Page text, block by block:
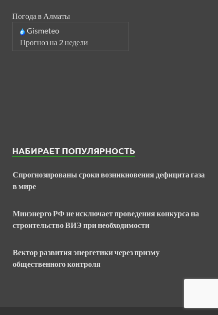
Погода в Алматы
Gismeteo
Прогноз на 2 недели
НАБИРАЕТ ПОПУЛЯРНОСТЬ
Спрогнозированы сроки возникновения дефицита газа
в мире
Минэнерго РФ не исключает проведения конкурса на
строительство ВИЭ при необходимости
Вектор развития энергетики через призму
общественного контроля